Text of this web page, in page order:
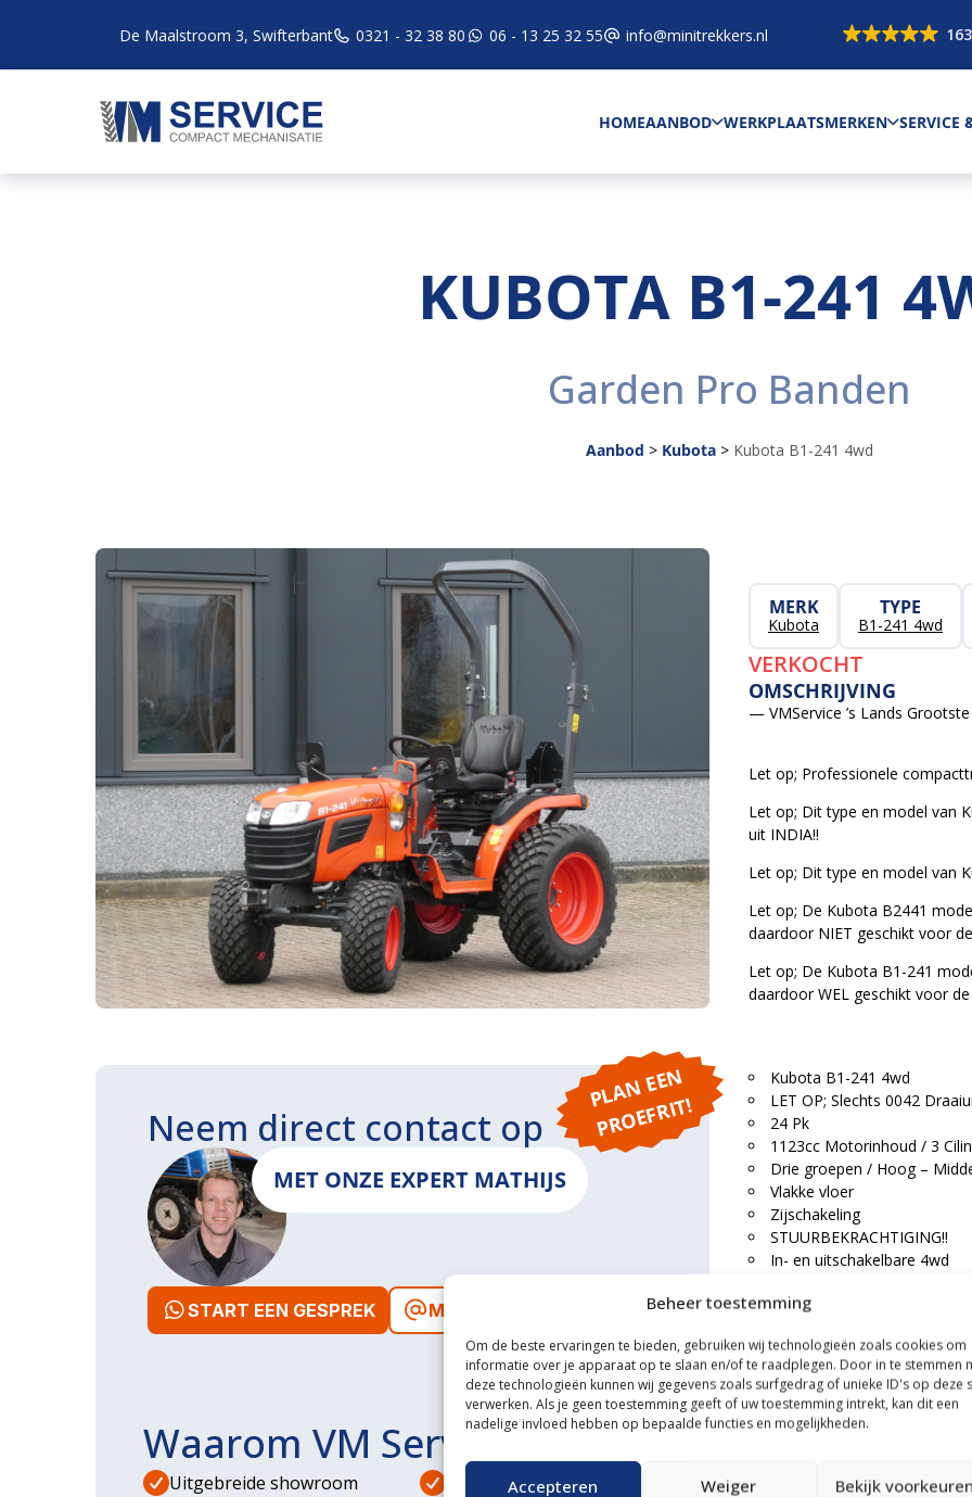
Beheer toestemming
Om de beste ervaringen te bieden, gebruiken wij technologieën zoals cookies om
informatie over je apparaat op te slaan en/of te raadplegen. Door in te stemmen
deze technologieën kunnen wij gegevens zoals surfgedrag of unieke ID's op deze
verwerken. Als je geen toestemming geeft of uw toestemming intrekt, kan dit een
nadelige invloed hebben op bepaalde functies en mogelijkheden.
Accepteren Weiger Bekijk
De Maalstroom 3, Swifterbant 0321 - 32 38 80 06 - 13 25 32 55 info@minitrekkers.nl
HOMEAANBOD WERKPLAATSMERKEN SERVICE
KUBOTA B1-241
Garden Pro Banden
Aanbod > Kubota> Kubota B1-241 4wd
MERK
Kubota
TYPE
B1-241 4wd
VERKOCHT
OMSCHRIJVING
— VMService ’s Lands
Let op; Professionele
Let op; Dit type en model van
uit INDIA!!
Let op; Dit type en model van
Let op; De Kubota B2441
daardoor NIET geschikt voor
Let op; De Kubota B1-241
daardoor WEL geschikt voor
Kubota B1-241 4wd
LET OP; Slechts 0042
24 Pk
1123cc Motorinhoud / 3
Drie groepen / Hoog –
Vlakke vloer
Zijschakeling
STUURBEKRACHTIGING!!
In- en uitschakelbare 4wd
Ondertrekhaak
LET OP; BREDE GARDEN
Trekker is voorzien van
fabrieksgarantie voor de
P
L
A
N
E
E
N
P
R
O
E
F
RI
T!
Neem direct contact op
MET ONZE EXPERT MATHIJS
START EEN GESPREK MAIL ONS
Waarom VM Service
Uitgebreide showroom Eigen transportservice